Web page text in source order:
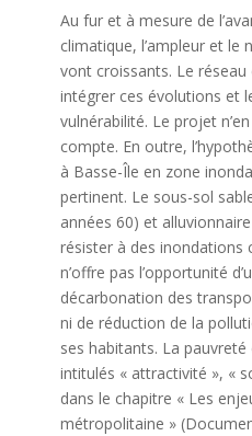
Au fur et à mesure de
climatique, l’ampleur et
vont croissants. Le
intégrer ces évolutions et
vulnérabilité. Le projet
compte. En outre,
à Basse-Île en zone
pertinent. Le sous-sol
années 60) et
résister à des inondations
n’offre pas l’opportunité
décarbonation des
ni de réduction de la
ses habitants. La
intitulés « attractivité », «
dans le chapitre « Les
métropolitaine »